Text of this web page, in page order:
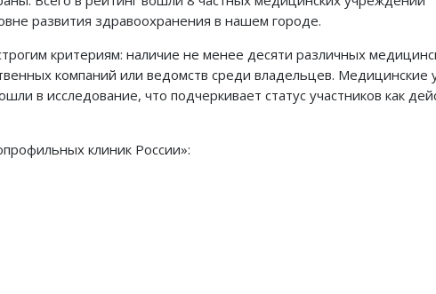
развития здравоохранения в нашем городе.
критериям: наличие не менее десяти различных
компаний или ведомств среди владельцев.
в исследование, что подчеркивает статус участников как
клиник России»: